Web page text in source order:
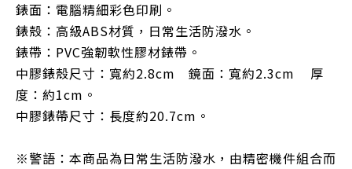
錶面：電腦精細彩色印刷。
錶殼：高級ABS材質，日常生活防潑水。
錶帶：PVC強韌軟性膠材錶帶。
中膠錶殼尺寸： 寬約2.8cm 鏡面：寬約2.3cm 厚
度：約1cm。
中膠錶帶尺寸： 長度約20.7cm。
※警語：本商品為日常生活防潑水，由精密機件組合而